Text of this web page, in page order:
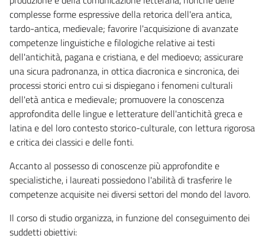
complesse forme espressive della retorica dell'era antica,
tardo-antica, medievale; favorire l'acquisizione di avanzate
competenze linguistiche e filologiche relative ai testi
dell'antichità, pagana e cristiana, e del medioevo; assicurare
una sicura padronanza, in ottica diacronica e sincronica, dei
processi storici entro cui si dispiegano i fenomeni culturali
dell'età antica e medievale; promuovere la conoscenza
approfondita delle lingue e letterature dell'antichità greca e
latina e del loro contesto storico-culturale, con lettura rigorosa
e critica dei classici e delle fonti.
Accanto al possesso di conoscenze più approfondite e
specialistiche, i laureati possiedono l'abilità di trasferire le
competenze acquisite nei diversi settori del mondo del lavoro.
Il corso di studio organizza, in funzione del conseguimento dei
suddetti obiettivi: